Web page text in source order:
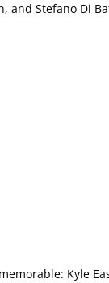
and Stefano Di
Kyle